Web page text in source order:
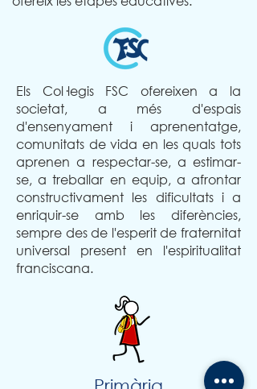
Els Col·legis FSC ofereixen a la
societat, a més d'espais
d'ensenyament i aprenentatge,
comunitats de vida en les quals tots
aprenen a respectar-se, a estimar-
se, a treballar en equip, a afrontar
constructivament les dificultats i a
enriquir-se amb les diferències,
sempre des de l'esperit de fraternitat
universal present en l'espiritualitat
franciscana.